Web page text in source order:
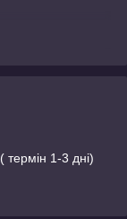
термін 1-3 дні)